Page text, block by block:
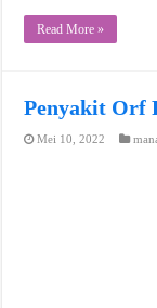
Read More »
Penyakit Orf
Mei 10, 2022